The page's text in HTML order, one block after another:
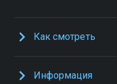
Как смотреть
Информация